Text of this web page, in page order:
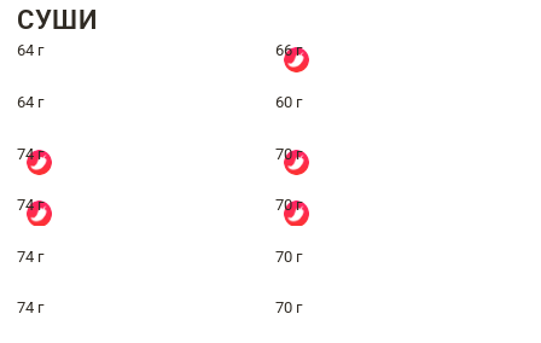
СУШИ
64 г 66 г
64 г 60 г
74 г 70 г
74 г 70 г
74 г 70 г
74 г 70 г